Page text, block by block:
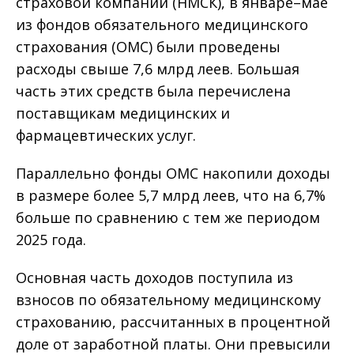
из фондов обязательного медицинского
страхования (ОМС) были проведены
расходы свыше 7,6 млрд леев. Большая
часть этих средств была перечислена
поставщикам медицинских и
фармацевтических услуг.
Параллельно фонды ОМС накопили доходы
в размере более 5,7 млрд леев, что на 6,7%
больше по сравнению с тем же периодом
2025 года.
Основная часть доходов поступила из
взносов по обязательному медицинскому
страхованию, рассчитанных в процентной
доле от заработной платы. Они превысили